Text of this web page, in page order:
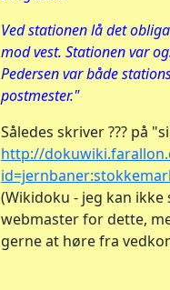
Ved stationen lå det
mod vest. Stationen var
Pedersen var både
postmester."
Således skriver ??? på
http://
(Wikidoku - jeg kan ikke
webmaster for dette,
gerne at høre fra